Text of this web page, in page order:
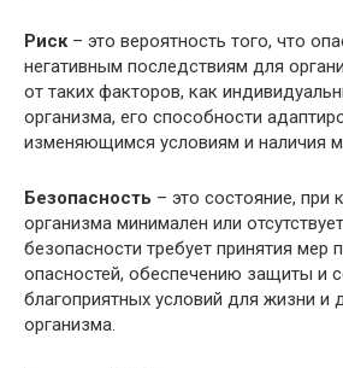
Риск– это вероятность того, что
негативным последствиям для
от таких факторов, как
организма, его способности
изменяющимся условиям и наличия
Безопасность – это состояние, при
организма минимален или
безопасности требует принятия
опасностей, обеспечению защиты и
благоприятных условий для жизни и
организма.